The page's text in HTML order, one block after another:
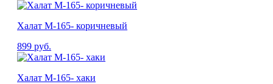
Халат М-165- коричневый
899 руб.
Халат М-165- хаки